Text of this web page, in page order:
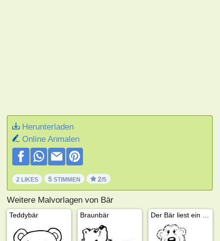
Herunterladen
Online Anmalen
2 LIKES 5 STIMMEN 2/5
Weitere Malvorlagen von Bär
Teddybär Braunbär